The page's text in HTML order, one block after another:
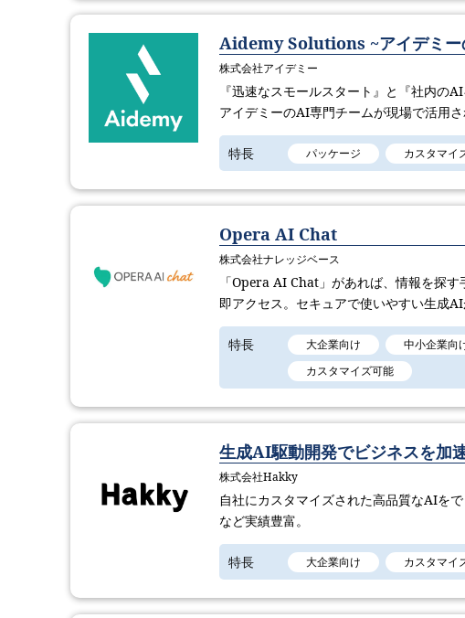
Aidemy Solutions ~アイデミー
株式会社アイデミー
『迅速なスモールスタート』と『社内の
アイデミーのAI専門チームが現場で活用
特長 パッケージ カスタマイ
Opera AI Chat
株式会社ナレッジベース
「Opera AI Chat」があれば、情報を探
即アクセス。セキュアで使いやすい生成
特長 大企業向け 中小企業向
カスタマイズ可能
生成AI駆動開発でビジネスを加
株式会社Hakky
自社にカスタマイズされた高品質なAIを
など実績豊富。
特長 大企業向け カスタマイ